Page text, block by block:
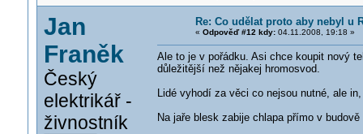
Jan
Franěk
Český
elektrikář -
živnostník
Re: Co udělat proto aby nebyl u
« Odpověď #12 kdy:04.11.2008, 19:18 »
Ale to je v pořádku. Asi chce koupit nový
důležitější než nějakej hromosvod.
Lidé vyhodí za věci co nejsou nutné, ale
Na jaře blesk zabije chlapa přímo v